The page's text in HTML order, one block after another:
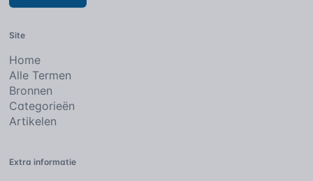
Site
Home
Alle Termen
Bronnen
Categorieën
Artikelen
Extra informatie